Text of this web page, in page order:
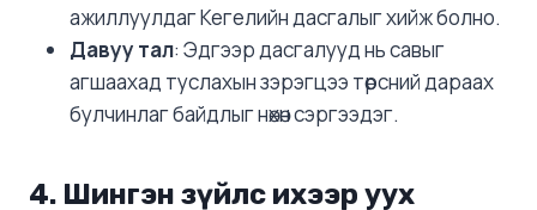
ажиллуулдаг Кегелийн дасгалыг хийж болно.
Давуу тал: Эдгээр дасгалууд нь савыг
агшаахад туслахын зэрэгцээ төрсний дараах
булчинлаг байдлыг нөхөн сэргээдэг.
4. Шингэн зүйлс ихээр уух